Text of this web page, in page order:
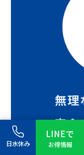
無理
安心
日水休み
LINEで
お得情報